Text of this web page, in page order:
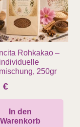
Rohkakao –
250gr
€
In den
Warenkorb